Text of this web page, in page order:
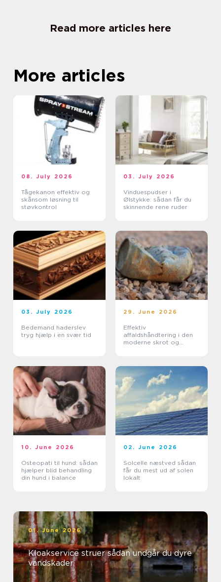
Read more articles here
More articles
08. July 2026
Tågekanon effektiv og
skånsom løsning til
støvkontrol
03. July 2026
Vinduespudser i
Ølstykke: sådan får du
skinnende rene ruder
03. July 2026
Bedemand haderslev
tryg hjælp i en svær tid
29. June 2026
Effektiv
affaldshåndtering i den
moderne skrot og
10. June 2026
Osteopati til hund: sådan
hjælper blid behandling
din hund i balance
02. June 2026
Solcelle næstved sådan
får du mest ud af solen
lokalt
01. June 2026
Kloakservice struer sådan undgår du dyre
vandskader